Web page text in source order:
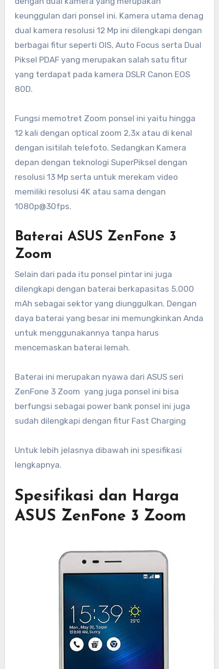
keunggulan dari ponsel ini. Kamera utama denag
dual kamera resolusi 12 Mp ini dilengkapi dengan
berbagai fitur seperti OIS, Auto Focus serta Dual
Piksel PDAF yang merupakan salah satu fitur
yang terdapat pada kamera DSLR Canon EOS
80D.
Fungsi memotret Zoom ponsel ini yaitu hingga
12 kali dengan optical zoom 2,3x atau di kenal
dengan isitilah telefoto. Sedangkan Kamera
depan dengan teknologi SuperPiksel dengan
resolusi 13 Mp serta untuk merekam video
memiliki resolusi 4K atau sama dengan
1080p@30fps.
Baterai ASUS ZenFone 3
Zoom
Selain dari pada itu ponsel pintar ini juga
dilengkapi dengan baterai berkapasitas 5.000
mAh sebagai sektor yang diunggulkan. Dengan
daya baterai yang besar ini memungkinkan Anda
untuk menggunakannya tanpa harus
mencemaskan baterai lemah.
Baterai ini merupakan nyawa dari ASUS seri
ZenFone 3 Zoom yang juga ponsel ini bisa
berfungsi sebagai power bank ponsel ini juga
sudah dilengkapi dengan fitur Fast Charging
Untuk lebih jelasnya dibawah ini spesifikasi
lengkapnya.
Spesifikasi dan Harga
ASUS ZenFone 3 Zoom